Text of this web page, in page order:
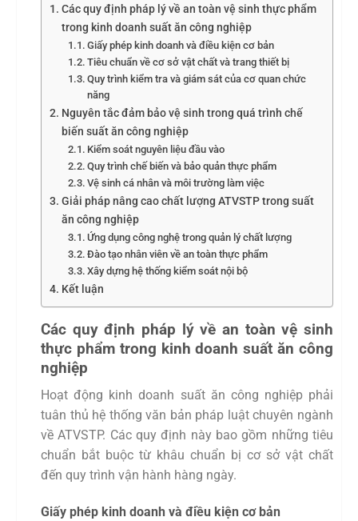
Các quy định pháp lý về an toàn vệ sinh thực phẩm
trong kinh doanh suất ăn công nghiệp
Giấy phép kinh doanh và điều kiện cơ bản
Tiêu chuẩn về cơ sở vật chất và trang thiết bị
Quy trình kiểm tra và giám sát của cơ quan chức
năng
Nguyên tắc đảm bảo vệ sinh trong quá trình chế
biến suất ăn công nghiệp
Kiểm soát nguyên liệu đầu vào
Quy trình chế biến và bảo quản thực phẩm
Vệ sinh cá nhân và môi trường làm việc
Giải pháp nâng cao chất lượng ATVSTP trong suất
ăn công nghiệp
Ứng dụng công nghệ trong quản lý chất lượng
Đào tạo nhân viên về an toàn thực phẩm
Xây dựng hệ thống kiểm soát nội bộ
Kết luận
Các quy định pháp lý về an toàn vệ sinh
thực phẩm trong kinh doanh suất ăn công
nghiệp
Hoạt động kinh doanh suất ăn công nghiệp phải
tuân thủ hệ thống văn bản pháp luật chuyên ngành
về ATVSTP. Các quy định này bao gồm những tiêu
chuẩn bắt buộc từ khâu chuẩn bị cơ sở vật chất
đến quy trình vận hành hàng ngày.
Giấy phép kinh doanh và điều kiện cơ bản